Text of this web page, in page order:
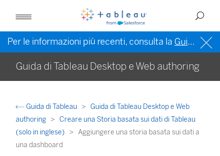
Per le informazioni più recenti, consulta la Guida di Tableau in inglese (Stati Uniti)
Guida di Tableau Desktop e Web authoring
Guida di Tableau
Guida di Tableau Desktop e Web
authoring
Creare una Storia basata sui dati di Tableau
(solo in inglese)
Aggiungere una storia basata sui dati a
una dashboard